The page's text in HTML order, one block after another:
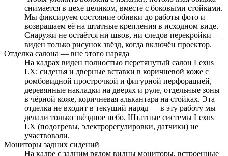
снимается в цехе целиком, вместе с боковыми стойками.
Мы фиксируем состояние обивки до работы фото и
возвращаем её на штатные крепления в исходном виде.
Снаружи не остаётся ни швов, ни следов перекройки —
виден только рисунок звёзд, когда включён проектор.
Отделка салона — вне этого наряда
На кадрах виден полностью перетянутый салон Lexus
LX: сиденья и дверные вставки в коричневой коже с
ромбовидной прострочкой и фигурной перфорацией,
деревянные накладки на дверях и руле, отдельные зоны
в чёрной коже, коричневая алькантара на стойках. Эта
отделка не входит в текущий наряд — в эту работу мы
делали только звёздное небо. Штатные системы Lexus
LX (подогревы, электрорегулировки, датчики) не
участвовали.
Мониторы задних сидений
На кадре с задним рядом видны мониторы, встроенные